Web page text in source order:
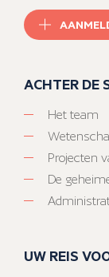
ACHTER DE
Het team
Projecten
De
UW REIS